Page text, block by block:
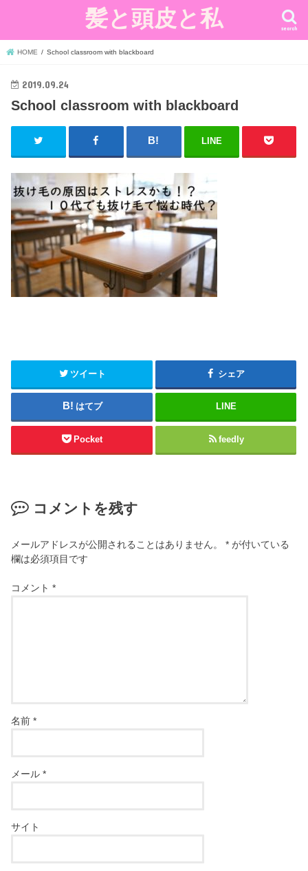
髪と頭皮と私 search
HOME School classroom with blackboard
2019.09.24
School classroom with blackboard
LINE
ツイート シェア
はてブ LINE
Pocket feedly
コメントを残す
メールアドレスが公開されることはありません。 * が付いている
欄は必須項目です
コメント*
名前*
メール*
サイト